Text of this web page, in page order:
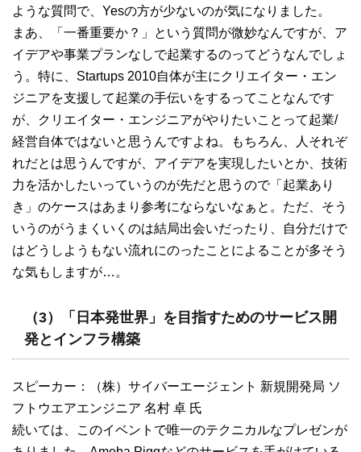
ような質問で、Yesの方が少ないのが気になりました。
まあ、「一番重要か？」という質問が微妙なんですが、ア
イデアや事業プランなしで起業するのってどうなんでしょ
う。特に、Startups 2010自体が主にクリエイター・エン
ジニアを支援して起業の手伝いをするってことなんです
が、クリエイター・エンジニアがやりたいことって起業/
経営自体ではないと思うんですよね。もちろん、人それぞ
れだとは思うんですが、アイデアを実現したいとか、技術
力を活かしたいっていうのが先だと思うので「起業あり
き」のケースはあまり参考にならないなぁと。ただ、そう
いうのがうまくいくのは結局出会いだったり、自分だけで
はどうしようもない流れにのったことによることが多そう
な気もしますが…。
（3）「日本発世界」を目指すためのサービス開
発とインフラ構築
スピーカー：（株）サイバーエージェント 新規開発局 ソ
フトウエアエンジニア 名村 卓 氏
続いては、このイベントで唯一のテクニカルなプレゼンが